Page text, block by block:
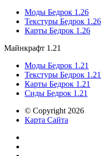
Моды Бедрок 1.26
Текстуры Бедрок 1.26
Карты Бедрок 1.26
Майнкрафт 1.21
Моды Бедрок 1.21
Текстуры Бедрок 1.21
Карты Бедрок 1.21
Сиды Бедрок 1.21
© Copyright 2026
Карта Сайта